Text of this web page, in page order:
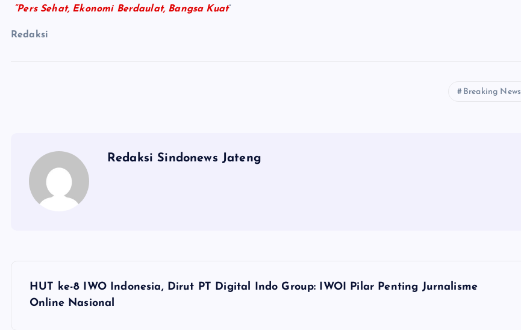
“Pers Sehat, Ekonomi Berdaulat, Bangsa Kuat”
Redaksi
Breaking News
Redaksi Sindonews Jateng
NHUT ke-8 IWO Indonesia, Dirut PT Digital Indo Group: IWOI Pilar Penting Jurnalisme
Online Nasional